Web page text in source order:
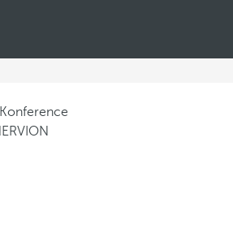
Konference